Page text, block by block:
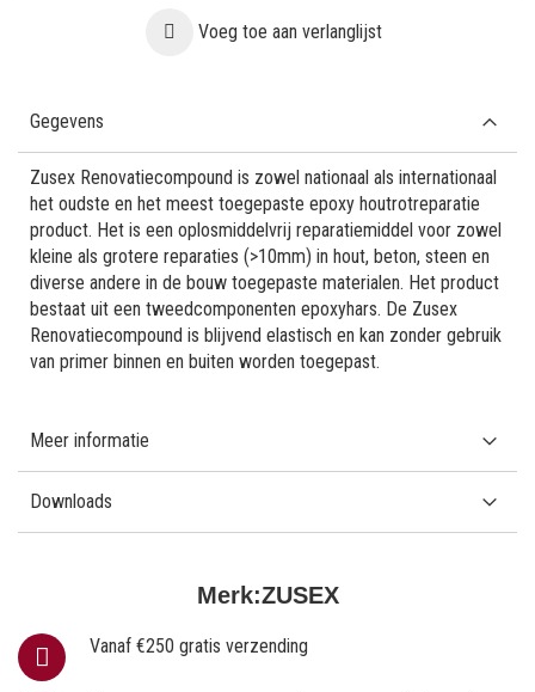
Voeg toe aan verlanglijst
Merk:ZUSEX
Vanaf €250 gratis verzending
Gegevens
Zusex Renovatiecompound is zowel nationaal als internationaal
het oudste en het meest toegepaste epoxy houtrotreparatie
product. Het is een oplosmiddelvrij reparatiemiddel voor zowel
kleine als grotere reparaties (>10mm) in hout, beton, steen en
diverse andere in de bouw toegepaste materialen. Het product
bestaat uit een tweedcomponenten epoxyhars. De Zusex
Renovatiecompound is blijvend elastisch en kan zonder gebruik
van primer binnen en buiten worden toegepast.
Meer informatie
Downloads